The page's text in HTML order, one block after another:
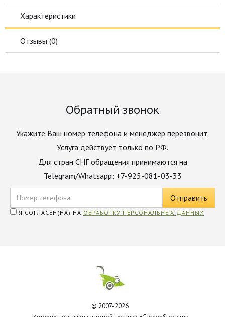
Характеристики
Отзывы (0)
Обратный звонок
Укажите Ваш номер телефона и менеджер перезвонит.
Услуга действует только по РФ.
Для стран СНГ обращения принимаются на
Telegram/Whatsapp: +7-925-081-03-33
Я СОГЛАСЕН(НА) НА ОБРАБОТКУ ПЕРСОНАЛЬНЫХ ДАННЫХ
© 2007-2026